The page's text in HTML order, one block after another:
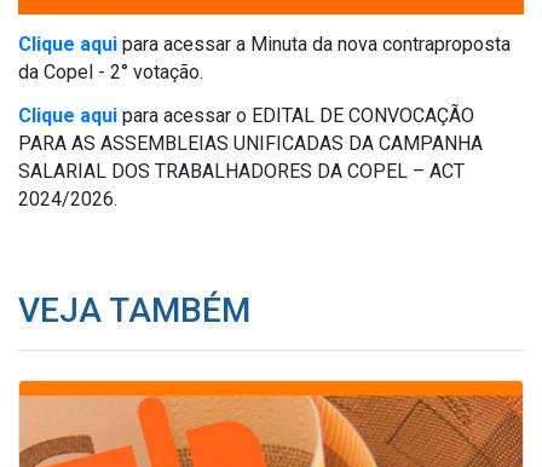
Clique aqui para acessar a Minuta da nova contraproposta
da Copel - 2° votação.
Clique aqui para acessar o EDITAL DE CONVOCAÇÃO
PARA AS ASSEMBLEIAS UNIFICADAS DA CAMPANHA
SALARIAL DOS TRABALHADORES DA COPEL – ACT
2024/2026.
VEJA TAMBÉM